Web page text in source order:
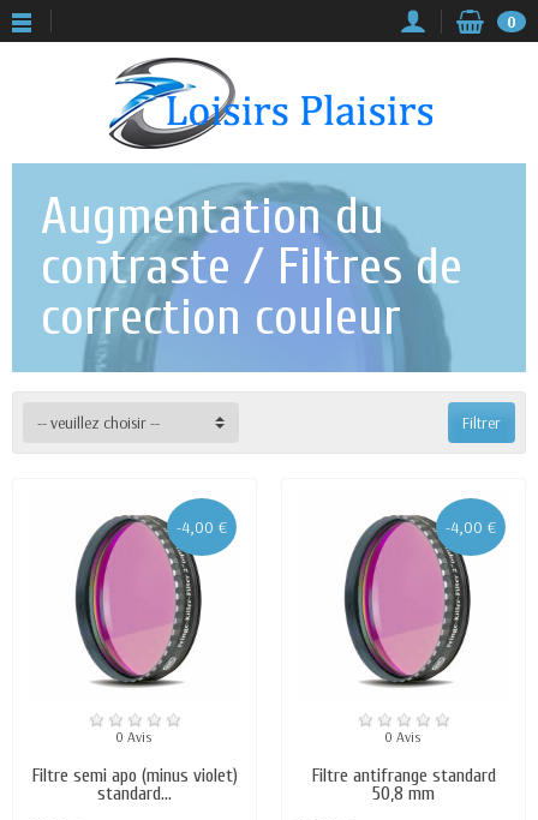
0
Augmentation du
contraste / Filtres de
correction couleur
Filtrer
-- veuillez choisir --
-4,00 €
0 Avis
Filtre semi apo (minus violet)
standard...
-4,00 €
0 Avis
Filtre antifrange standard
50,8 mm